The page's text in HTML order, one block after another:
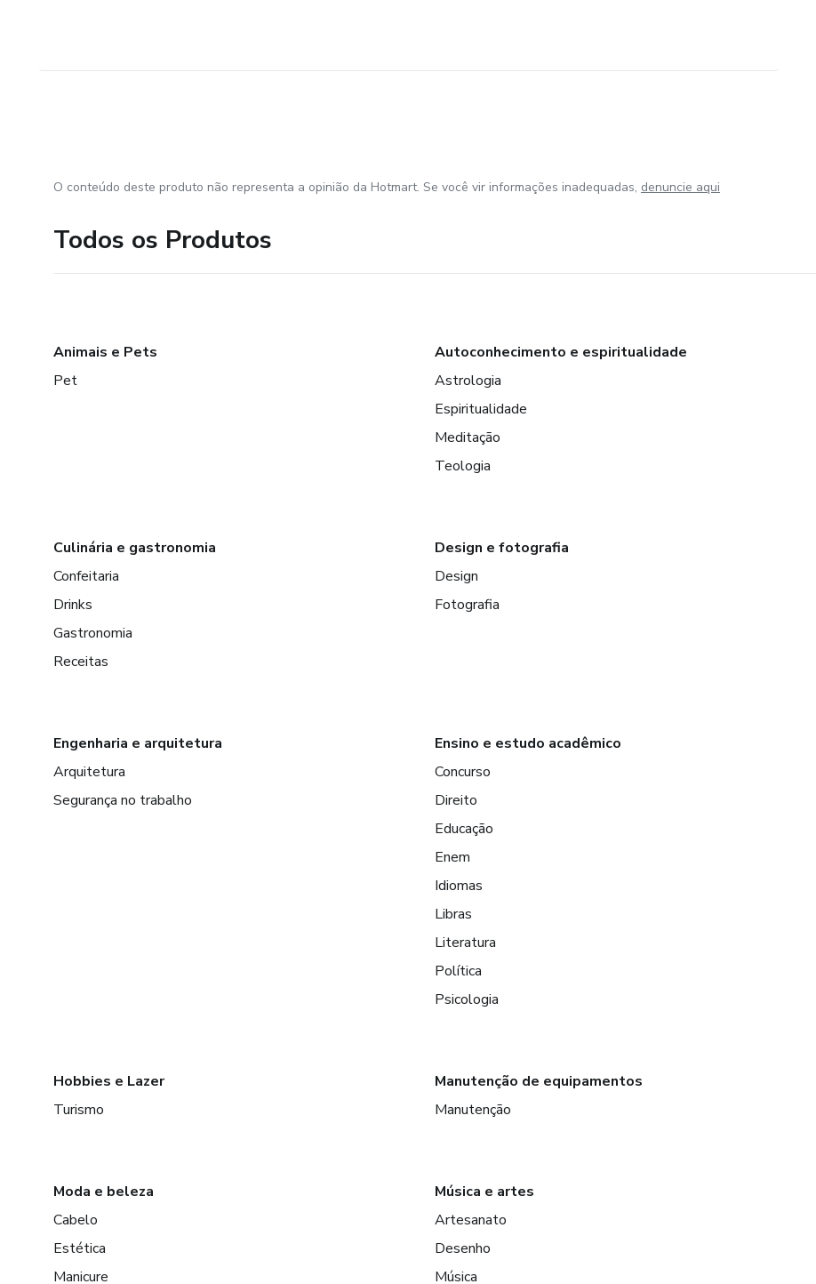
O conteúdo deste produto não representa a opinião da Hotmart. Se você vir informações inadequadas, denuncie aqui
Todos os Produtos
Animais e Pets
Pet
Autoconhecimento e espiritualidade
Astrologia
Espiritualidade
Meditação
Teologia
Culinária e gastronomia
Confeitaria
Drinks
Gastronomia
Receitas
Design e fotografia
Design
Fotografia
Engenharia e arquitetura
Arquitetura
Segurança no trabalho
Ensino e estudo acadêmico
Concurso
Direito
Educação
Enem
Idiomas
Libras
Literatura
Política
Psicologia
Hobbies e Lazer
Turismo
Manutenção de equipamentos
Manutenção
Moda e beleza
Cabelo
Estética
Manicure
Música e artes
Artesanato
Desenho
Música